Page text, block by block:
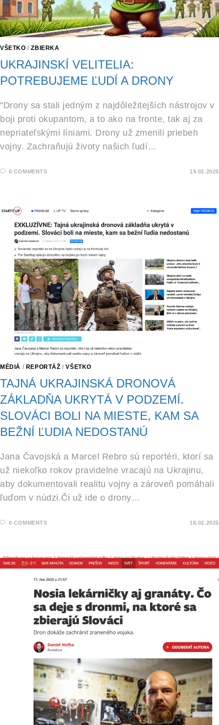
VŠETKO /ZBIERKA
UKRAJINSKÍ VELITELIA:
POTREBUJEME ĽUDÍ A DRONY
"Drony sa stali jedným z najdôležitejších nástrojov v
boji proti okupantom, a to ako na fronte, tak aj za
nepriateľskými líniami. Drony už zmenili priebeh
vojny. Zachraňujú životy našich ľudí…
0 COMMENTS 19.02.2025
MÉDIÁ / REPORTÁŽ /VŠETKO
TAJNÁ UKRAJINSKÁ DRONOVÁ
ZÁKLADŇA UKRYTÁ V PODZEMÍ.
SLOVÁCI BOLI NA MIESTE, KAM SA
BEŽNÍ ĽUDIA NEDOSTANÚ
Jana Čavojská a Marcel Rebro sú reportéri, ktorí sa
už niekoľko rokov pravidelne vracajú na Ukrajinu,
aby dokumentovali realitu vojny a zároveň pomáhali
ľuďom v núdzi.Či už ide o drony…
0 COMMENTS 18.02.2025